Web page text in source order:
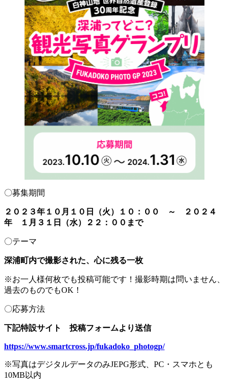
〇募集期間
２０２３年１０月１０日（火）１０：００ ～ ２０２４
年 １月３１日（水）２２：００まで
〇テーマ
深浦町内で撮影された、心に残る一枚
※お一人様何枚でも投稿可能です！撮影時期は問いません、
過去のものでもOK！
〇応募方法
下記特設サイト 投稿フォームより送信
https://www.smartcross.jp/fukadoko_photogp/
※写真はデジタルデータのみJEPG形式、PC・スマホとも
10MB以内